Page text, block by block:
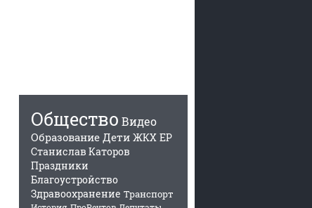
Общество Видео
Образование Дети ЖКХ ЕР
Станислав Каторов
Праздники
Благоустройство
Здравоохранение Транспорт